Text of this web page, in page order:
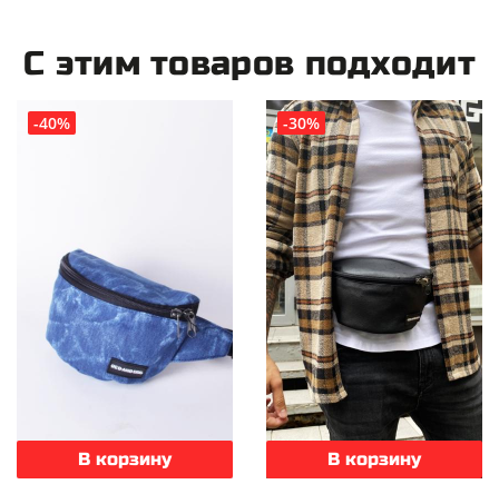
С этим товаров подходит
-40%
В корзину
-30%
В корзину